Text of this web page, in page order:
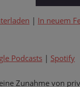
| In neuem
Podcasts | Spotify
Zunahme von